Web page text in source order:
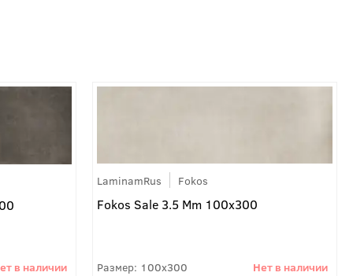
LaminamRus Fokos
Fokos Sale 3.5 Mm 100x300
100x300